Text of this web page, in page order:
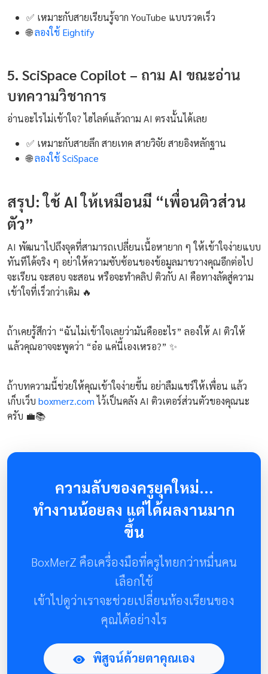
✅ เหมาะกับสายเรียนรู้จาก YouTube แบบรวดเร็ว
🌐ลองใช้ Eightify
5. SciSpace Copilot – ถาม AI ขณะอ่าน
บทความวิชาการ
อ่านอะไรไม่เข้าใจ? ไฮไลต์แล้วถาม AI ตรงนั้นได้เลย
✅ เหมาะกับสายลึก สายเทค สายวิจัย สายอิงหลักฐาน
🌐ลองใช้ SciSpace
สรุป: ใช้ AI ให้เหมือนมี “เพื่อนติวส่วน
ตัว”
AI พัฒนาไปถึงจุดที่สามารถเปลี่ยนเนื้อหายาก ๆ ให้เข้าใจง่ายแบบ
ทันทีได้จริง ๆ อย่าให้ความซับซ้อนของข้อมูลมาขวางคุณอีกต่อไป
จะเรียน จะสอบ จะสอน หรือจะทำคลิป ติวกับ AI คือทางลัดสู่ความ
เข้าใจที่เร็วกว่าเดิม 🔥
ถ้าเคยรู้สึกว่า “ฉันไม่เข้าใจเลยว่ามันคืออะไร” ลองให้ AI ติวให้
แล้วคุณอาจจะพูดว่า “อ๋อ แค่นี้เองเหรอ?” ✨
ถ้าบทความนี้ช่วยให้คุณเข้าใจง่ายขึ้น อย่าลืมแชร์ให้เพื่อน แล้ว
เก็บเว็บ boxmerz.comไว้เป็นคลัง AI ติวเตอร์ส่วนตัวของคุณนะ
ครับ 💼📚
ความลับของครูยุคใหม่...
ทำงานน้อยลง แต่ได้ผลงานมาก
ขึ้น
BoxMerZ คือเครื่องมือที่ครูไทยกว่าหมื่นคน
เลือกใช้
เข้าไปดูว่าเราจะช่วยเปลี่ยนห้องเรียนของ
คุณได้อย่างไร
พิสูจน์ด้วยตาคุณเอง